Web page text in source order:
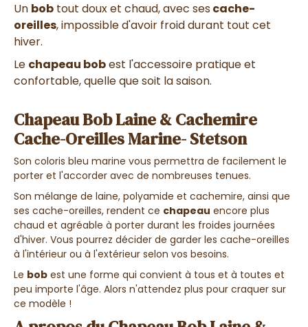
Un bob tout doux et chaud, avec sescache-
oreilles, impossible d'avoir froid durant tout cet
hiver.
Le chapeau bobest l'accessoire pratique et
confortable, quelle que soit la saison.
Chapeau Bob Laine & Cachemire
Cache-Oreilles Marine- Stetson
Son coloris bleu marine vous permettra de facilement le
porter et l'accorder avec de nombreuses tenues.
Son mélange de laine, polyamide et cachemire, ainsi que
ses cache-oreilles, rendent ce chapeau encore plus
chaud et agréable à porter durant les froides journées
d'hiver. Vous pourrez décider de garder les cache-oreilles
à l'intérieur ou à l'extérieur selon vos besoins.
Le bob est une forme qui convient à tous et à toutes et
peu importe l'âge. Alors n'attendez plus pour craquer sur
ce modèle !